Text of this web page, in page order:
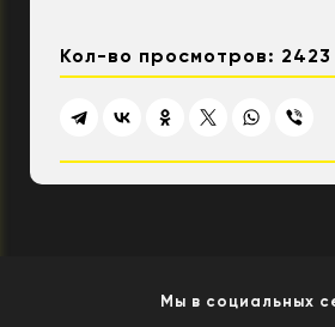
Кол-во просмотров: 2423
Мы в социальных